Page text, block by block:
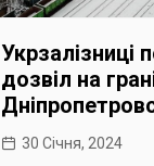
Укрзалізниці
дозвіл на
30 Січня, 2024